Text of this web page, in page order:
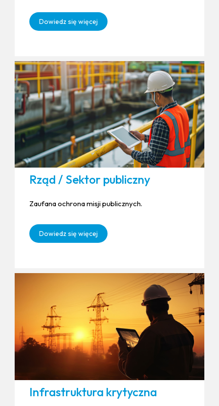
Dowiedz się więcej
Rząd / Sektor publiczny
Zaufana ochrona misji publicznych.
Dowiedz się więcej
Infrastruktura krytyczna